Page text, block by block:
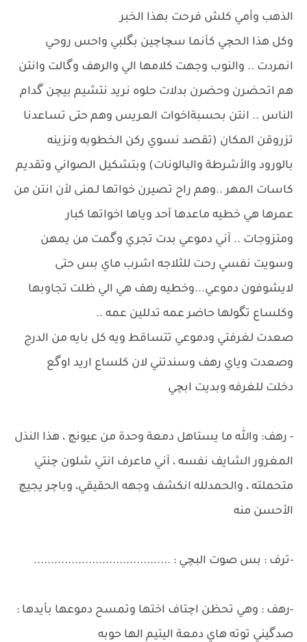
الذهب وأمي كلش فرحت بهذا الخبر
وكل هذا الحچي كأنما سچاچين بگلبي واحس روحي
انمردت .. والنوب وجهت كلامها الي والرهف وگالت وانتن
هم اتحضرن وحضرن بدلات حلوه نريد نتشيم بيچن گدام
الناس .. انتن بحسبةاخوات العريس وهم حتى تساعدنا
تزروقن المكان (تقصد نسوي ركن الخطوبه ونزينه
بالورود والأشرطة والبالونات) وبتشكيل الصواني وتقديم
كاسات المهر ..وهم راح تصيرن خواتها لـمنى لأن انتن من
عمرها هي خطيه ماعدها أحد وياها اخواتها كبار
ومتزوجات .. آني دموعي بدت تجري وگمت من يمهن
وسويت نفسي رحت للثلاجه اشرب ماي بس حتى
لايشوفون دموعي...وخطيه رهف هي الي ظلت تجاوبها
وكلساع تگولها حاضر عمه تدللين عمه ..
صعدت لغرفتي ودموعي تتساقط ويه كل بايه من الدرج
وصعدت وياي رهف وسندتني لان كلساع اريد اوگع
دخلت للغرفه وبديت ابچي
- رهف: والله ما يستاهل دمعة وحدة من عيونچ ، هذا النذل
المغرور الشايف نفسه ، آني ماعرف انتي شلون چنتي
متحملته ، والحمدلله انكشف وجهه الحقيقي، وباچر يجيچ
الأحسن منه
-ترف : بس صوت البچي : ........................................
-رهف : وهي تحظن اچتاف اختها وتمسح دموعها بأيدها :
صدگيني توته هاي دمعة اليتيم الها حوبه